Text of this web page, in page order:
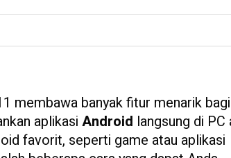
membawa banyak fitur menarik bagi
aplikasiAndroid langsung di PC
favorit, seperti game atau aplikasi